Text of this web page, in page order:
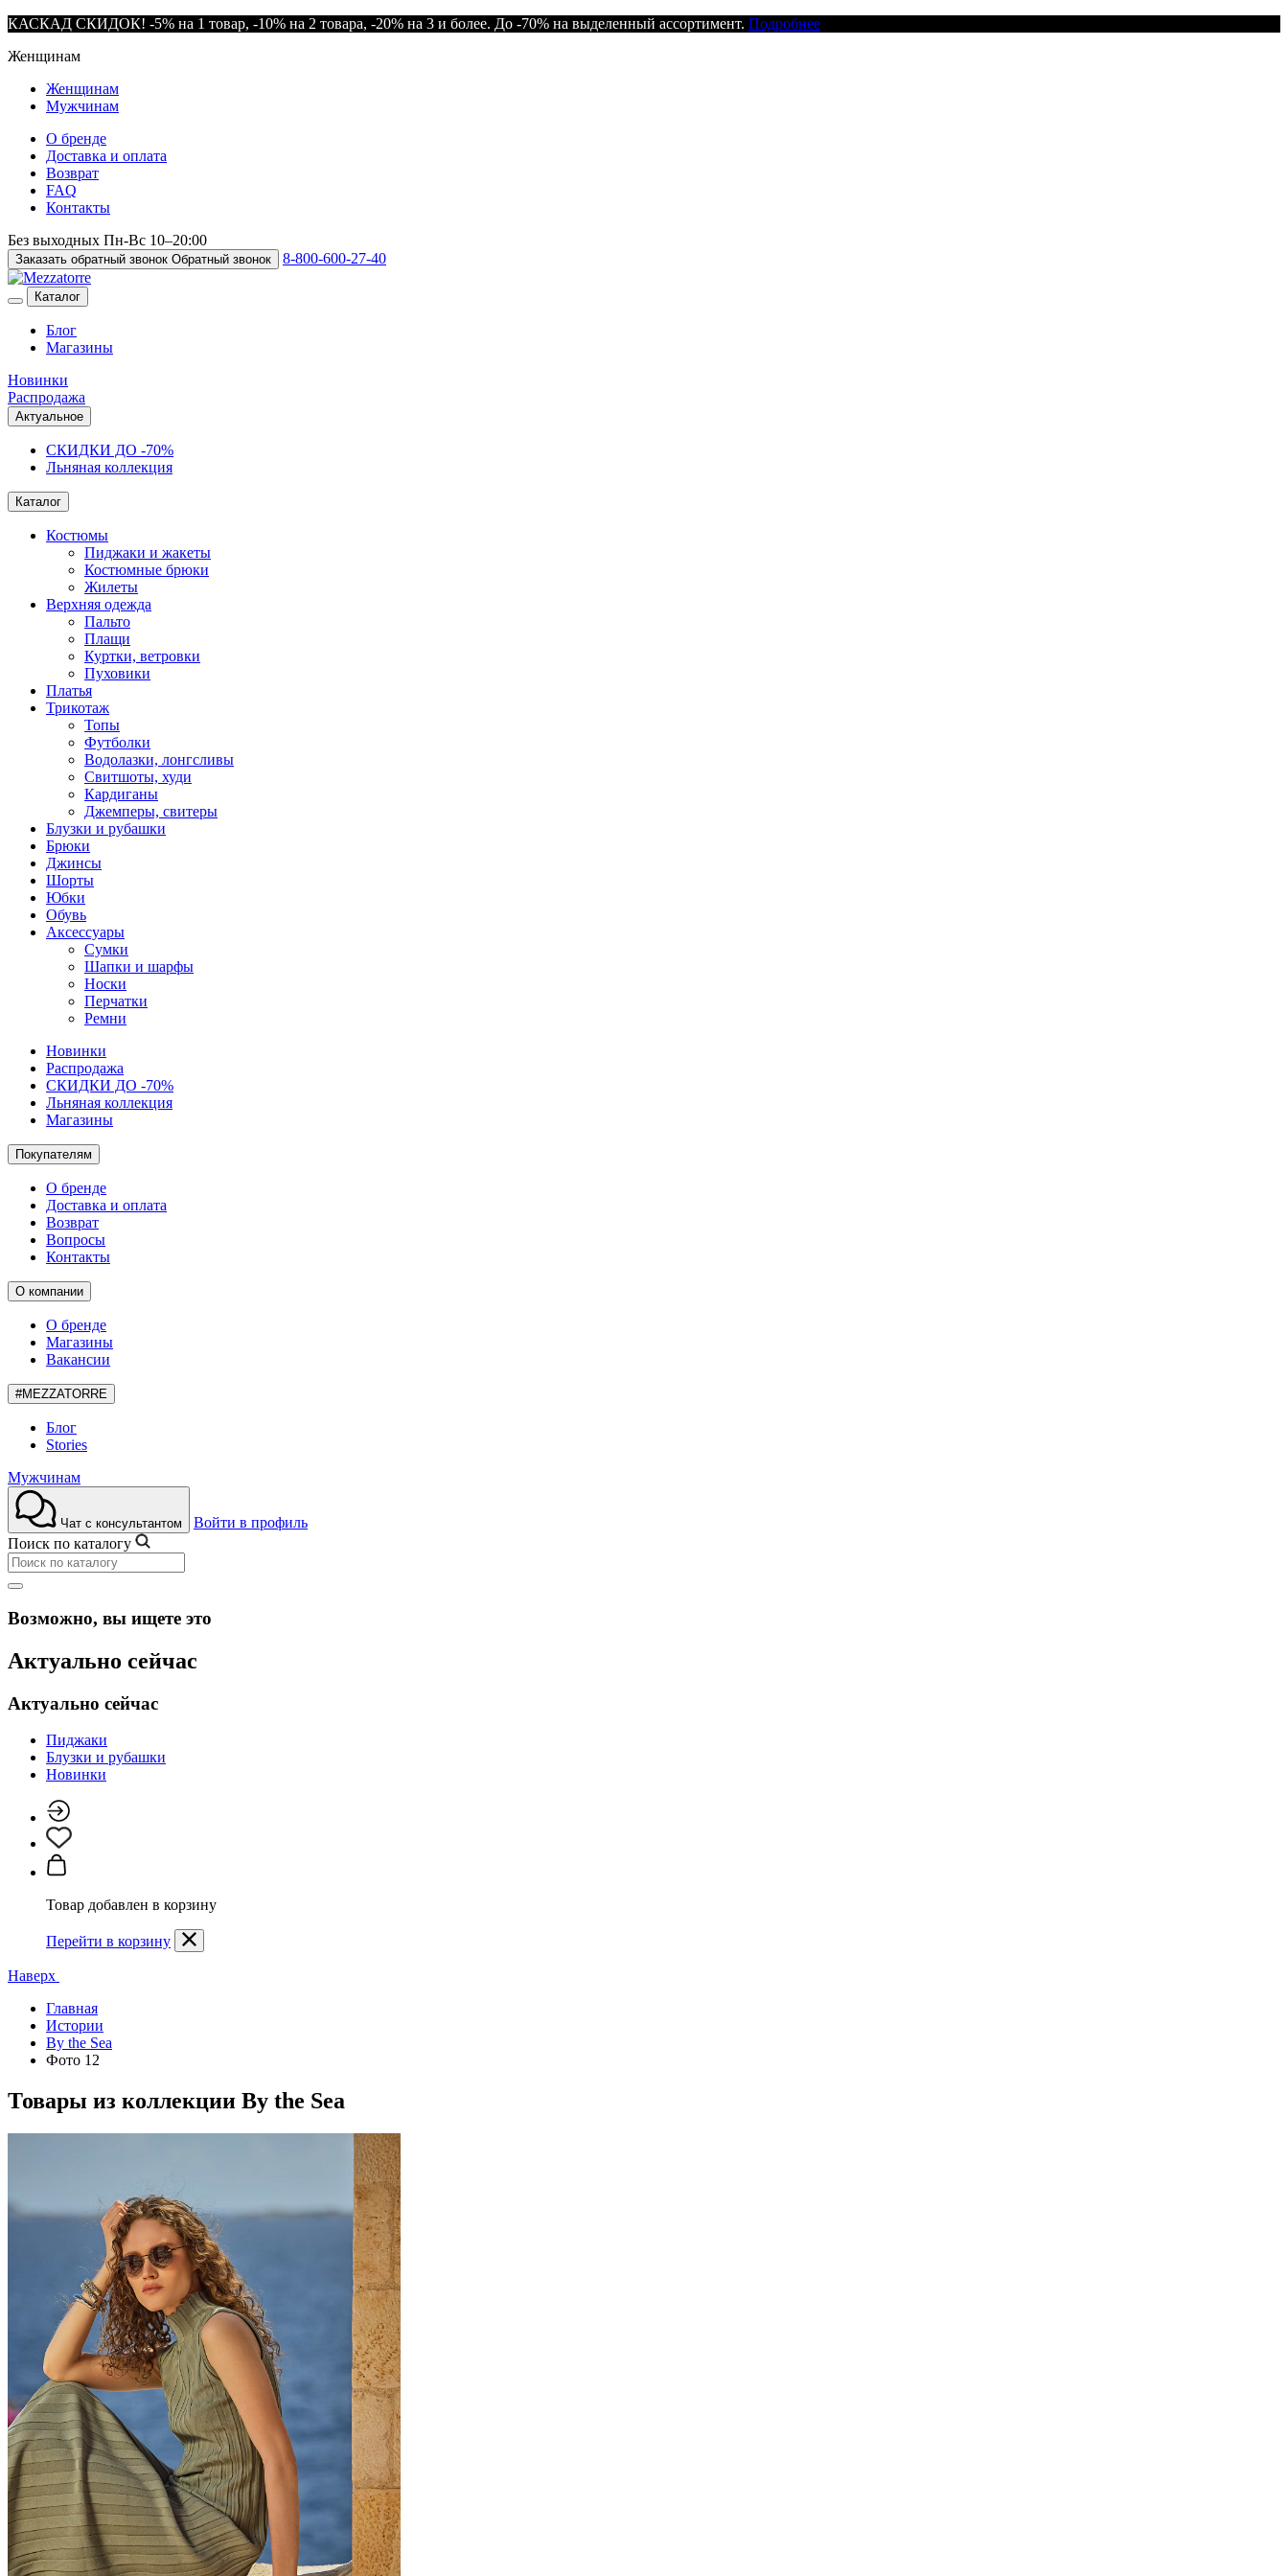
КАСКАД СКИДОК! -5% на 1 товар, -10% на 2 товара, -20% на 3 и более. До -70% на выделенный ассортимент. Подробнее
Женщинам
Женщинам
Мужчинам
О бренде
Доставка и оплата
Возврат
FAQ
Контакты
Без выходных Пн-Вс 10–20:00
Заказать обратный звонок Обратный звонок 8-800-600-27-40
Каталог
Блог
Магазины
Новинки
Распродажа
Актуальное
СКИДКИ ДО -70%
Льняная коллекция
Каталог
Костюмы
Пиджаки и жакеты
Костюмные брюки
Жилеты
Верхняя одежда
Пальто
Плащи
Куртки, ветровки
Пуховики
Платья
Трикотаж
Топы
Футболки
Водолазки, лонгсливы
Свитшоты, худи
Кардиганы
Джемперы, свитеры
Блузки и рубашки
Брюки
Джинсы
Шорты
Юбки
Обувь
Аксессуары
Сумки
Шапки и шарфы
Носки
Перчатки
Ремни
Новинки
Распродажа
СКИДКИ ДО -70%
Льняная коллекция
Магазины
Покупателям
О бренде
Доставка и оплата
Возврат
Вопросы
Контакты
О компании
О бренде
Магазины
Вакансии
#MEZZATORRE
Блог
Stories
Мужчинам
Чат с консультантом
Войти в профиль
Поиск по каталогу
Возможно, вы ищете это
Актуально сейчас
Актуально сейчас
Пиджаки
Блузки и рубашки
Новинки
Товар добавлен в корзину
Перейти в корзину
Наверх
Главная
Истории
By the Sea
Фото 12
Товары из коллекции By the Sea